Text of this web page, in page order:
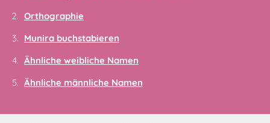
Orthographie
Munira buchstabieren
Ähnliche weibliche Namen
Ähnliche männliche Namen